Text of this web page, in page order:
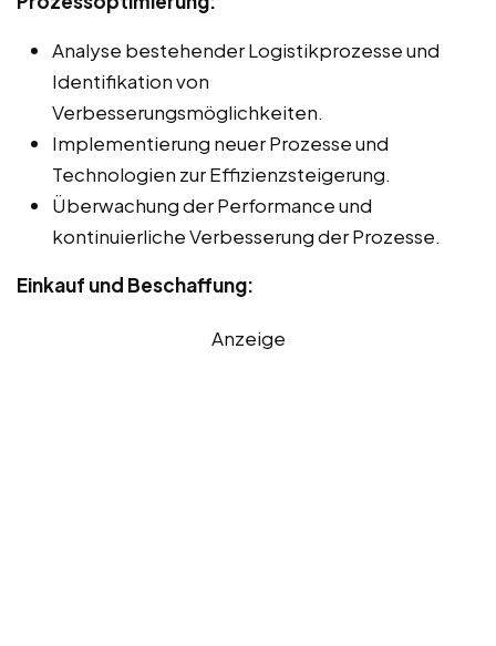
Analyse bestehender Logistikprozesse und
Identifikation von
Verbesserungsmöglichkeiten.
Implementierung neuer Prozesse und
Technologien zur Effizienzsteigerung.
Überwachung der Performance und
kontinuierliche Verbesserung der Prozesse.
Einkauf und Beschaffung:
Anzeige